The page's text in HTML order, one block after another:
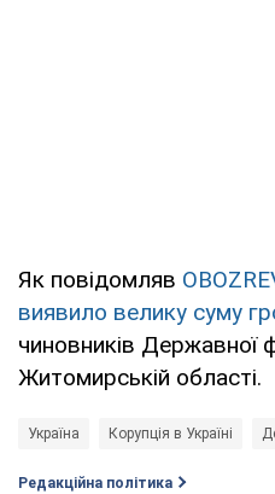
Як повідомляв
виявило велику суму
чиновників Державної
Житомирській області.
Україна Корупція в Україні
Редакційна політика